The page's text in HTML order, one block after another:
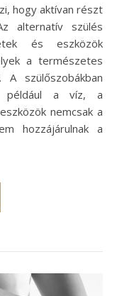
hogy aktívan részt
alternatív szülés
és eszközök
a természetes
szülőszobákban
például a víz, a
nemcsak a
hozzájárulnak a